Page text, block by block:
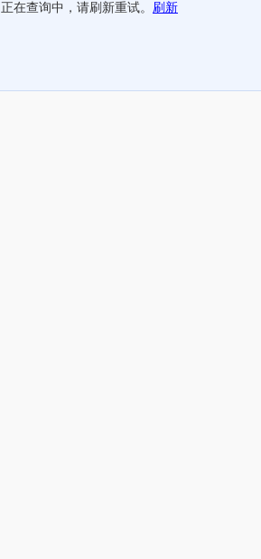
正在查询中，请刷新重试。 刷新